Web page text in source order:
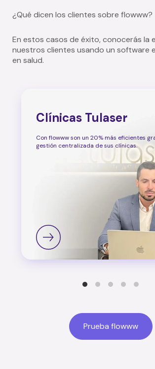
¿Qué dicen los clientes sobre flowww?
En estos casos de éxito, conocerás la
nuestros clientes usando un software
en salud.
Clínicas Tulaser
Con flowww son un 20% más eficientes
gestión centralizada de sus clínicas.
Prueba flowww